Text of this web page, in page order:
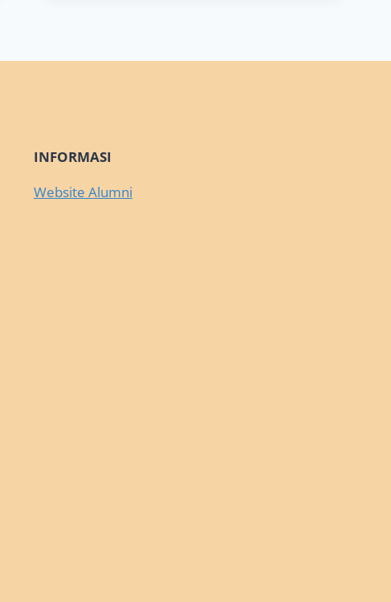
INFORMASI
Website Alumni